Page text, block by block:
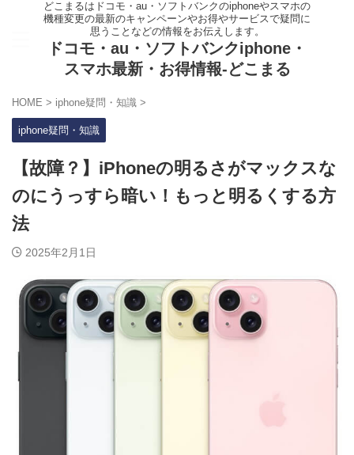
どこまるはドコモ・au・ソフトバンクのiphoneやスマホの
機種変更の最新のキャンペーンやお得やサービスで疑問に
思うことなどの情報をお伝えします。
ドコモ・au・ソフトバンクiphone・
スマホ最新・お得情報-どこまる
HOME > iphone疑問・知識 >
iphone疑問・知識
【故障？】iPhoneの明るさがマックスな
のにうっすら暗い！もっと明るくする方
法
2025年2月1日